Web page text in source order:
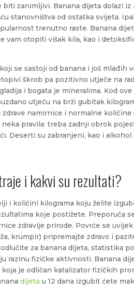
zanimljivi. Banana dijeta dolazi iz
stanovništva od ostatka svijeta.
trenutno raste. Banana
vam otopiti višak kila, kao i
se sastoji od banana i još mlađih
škrob pa pozitivno utječe na
i bogata je mineralima. Kod
utječu na brži gubitak
namirnice i normalne
pravila: treba zadnji obrok
Deserti su zabranjeni, kao i
i kakvi su rezultati?
i količini kilograma koju želite
koje postižete. Preporuča
zdravije prirode. Povrće se uvijek
krumpir) pripremajte zdravo i
za banana dijeta, statistika
razinu fizičke aktivnosti. Banana
je odličan katalizator fizičkih
dijeta u 12 dana izgubit ćete